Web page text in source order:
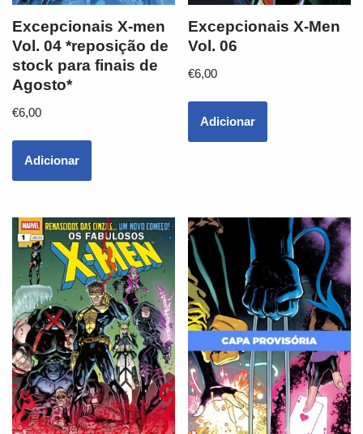
Excepcionais X-men
Vol. 04 *reposição de
stock para finais de
Agosto*
€6,00
Adicionar
Excepcionais X-Men
Vol. 06
€6,00
Adicionar